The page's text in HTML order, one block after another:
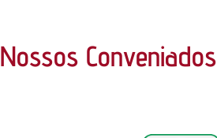
Nossos Conveniados